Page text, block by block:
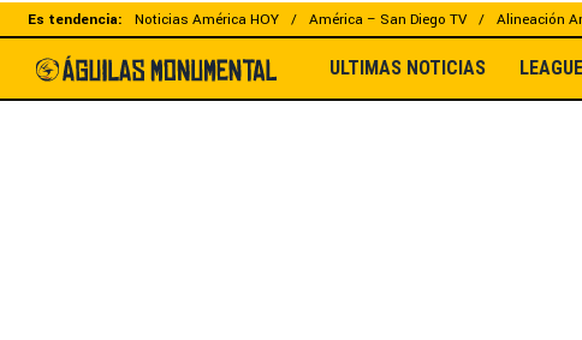
Es tendencia: Noticias América HOY América – San Diego TV Alineación
ULTIMAS NOTICIAS